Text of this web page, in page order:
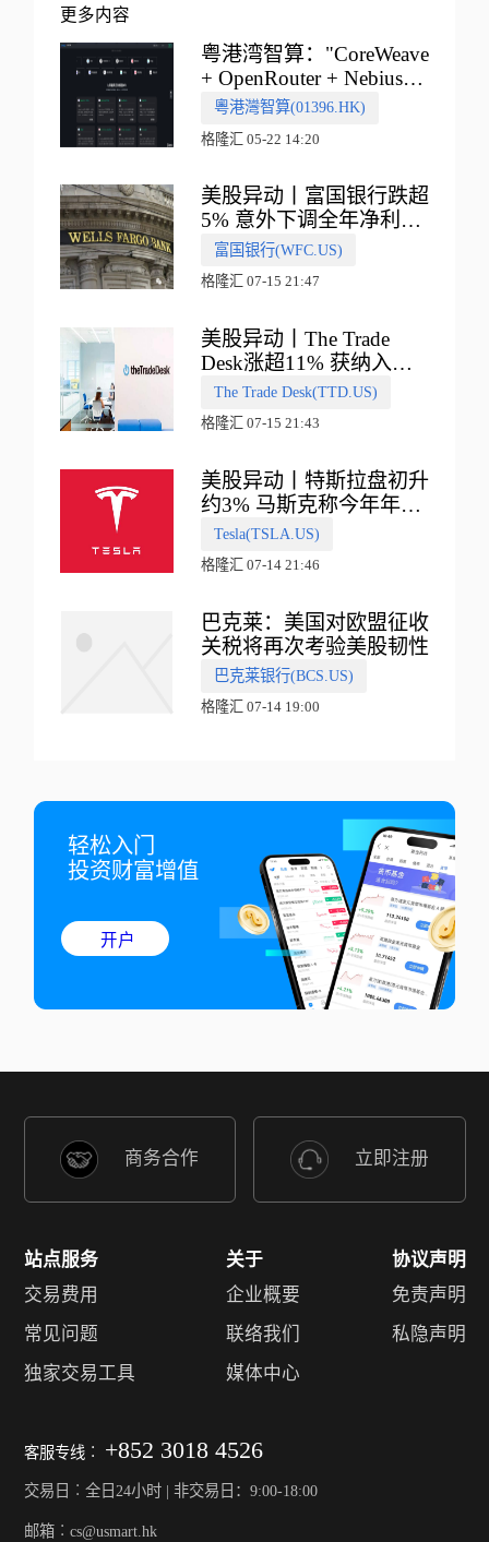
更多内容
粤港湾智算："CoreWeave
+ OpenRouter + Nebius"
多向融合的中国智算新范
式
粵港灣智算(01396.HK)
格隆汇 05-22 14:20
美股异动丨富国银行跌超
5% 意外下调全年净利息
收入指引
富国银行(WFC.US)
格隆汇 07-15 21:47
美股异动丨The Trade
Desk涨超11% 获纳入标
普500指数
The Trade Desk(TTD.US)
格隆汇 07-15 21:43
美股异动丨特斯拉盘初升
约3% 马斯克称今年年底
会有‘史诗级震撼’的演示
Tesla(TSLA.US)
格隆汇 07-14 21:46
巴克莱：美国对欧盟征收
关税将再次考验美股韧性
巴克莱银行(BCS.US)
格隆汇 07-14 19:00
轻松入门
投资财富增值
开户
商务合作 立即注册
站点服务
交易费用
常见问题
独家交易工具
关于
企业概要
联络我们
媒体中心
协议声明
免责声明
私隐声明
客服专线︰ +852 3018 4526
交易日︰全日24小时 | 非交易日：9:00-18:00
邮箱︰cs@usmart.hk